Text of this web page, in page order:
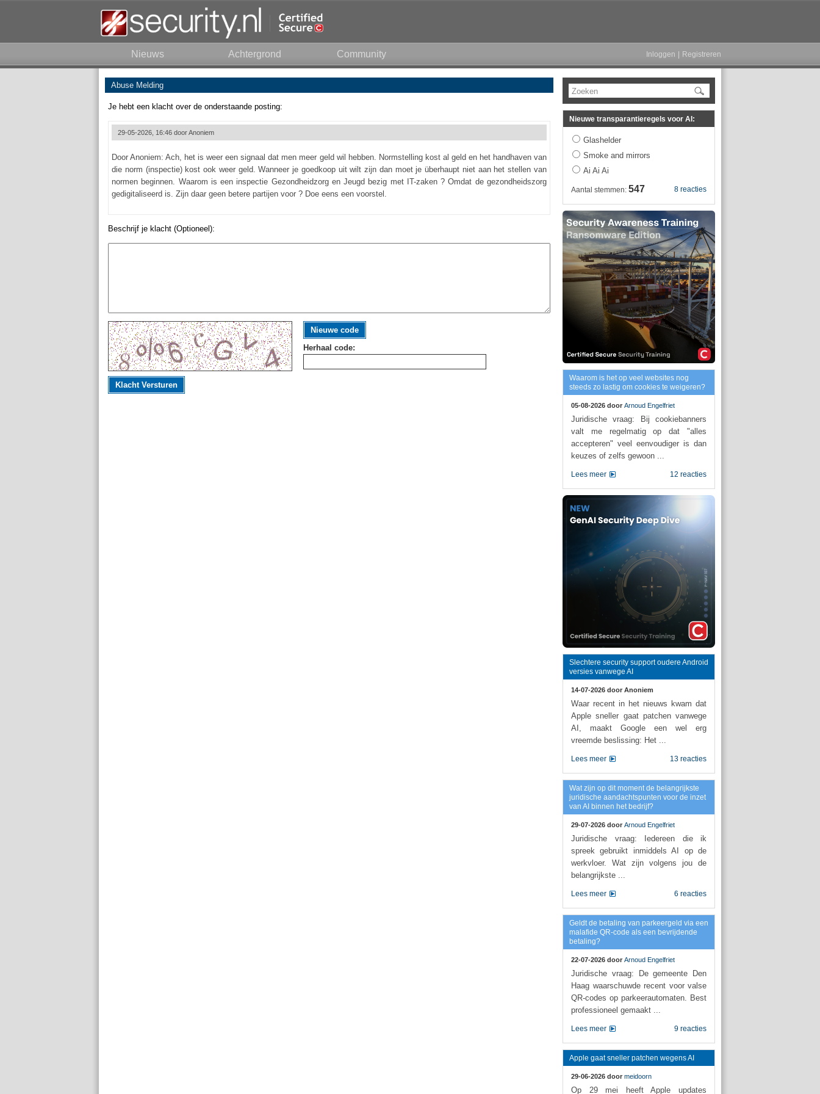
Nieuws Achtergrond Community Inloggen Registreren
Abuse Melding
Je hebt een klacht over de onderstaande posting:
29-05-2026, 16:46 doorAnoniem
Door Anoniem: Ach, het is weer een signaal dat men meer geld wil hebben. Normstelling kost al geld en het handhaven van
die norm (inspectie) kost ook weer geld. Wanneer je goedkoop uit wilt zijn dan moet je überhaupt niet aan het stellen van
normen beginnen. Waarom is een inspectie Gezondheidzorg en Jeugd bezig met IT-zaken ? Omdat de gezondheidszorg
gedigitaliseerd is. Zijn daar geen betere partijen voor ? Doe eens een voorstel.
Beschrijf je klacht (Optioneel):
Nieuwe code
Herhaal code:
Klacht Versturen
Zoeken
Nieuwe transparantieregels voor AI:
Glashelder
Smoke and mirrors
Ai Ai Ai
8 reacties
Aantal stemmen: 547
Waarom is het op veel websites nog
steeds zo lastig om cookies te weigeren?
05-08-2026 door Arnoud Engelfriet
Juridische vraag: Bij cookiebanners
valt me regelmatig op dat "alles
accepteren" veel eenvoudiger is dan
keuzes of zelfs gewoon ...
12 reacties
Lees meer
Slechtere security support oudere Android
versies vanwege AI
14-07-2026 door Anoniem
Waar recent in het nieuws kwam dat
Apple sneller gaat patchen vanwege
AI, maakt Google een wel erg
vreemde beslissing: Het ...
13 reacties
Lees meer
Wat zijn op dit moment de belangrijkste
juridische aandachtspunten voor de inzet
van AI binnen het bedrijf?
29-07-2026 door Arnoud Engelfriet
Juridische vraag: Iedereen die ik
spreek gebruikt inmiddels AI op de
werkvloer. Wat zijn volgens jou de
belangrijkste ...
6 reacties
Lees meer
Geldt de betaling van parkeergeld via een
malafide QR-code als een bevrijdende
betaling?
22-07-2026 door Arnoud Engelfriet
Juridische vraag: De gemeente Den
Haag waarschuwde recent voor valse
QR-codes op parkeerautomaten. Best
professioneel gemaakt ...
9 reacties
Lees meer
Apple gaat sneller patchen wegens AI
29-06-2026 door meidoorn
Op 29 mei heeft Apple updates